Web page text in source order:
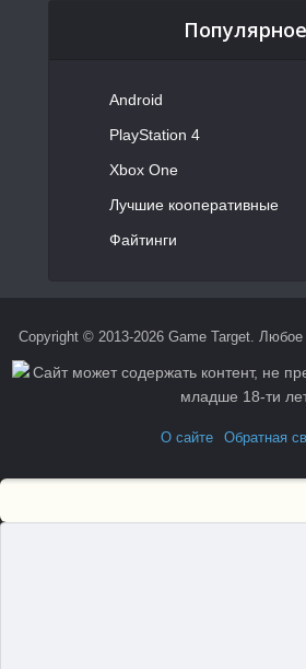
Популярное
Android
PlayStation 4
Xbox One
Лучшие кооперативные
Файтинги
Copyright © 2013-2026 Game Target. Любое
О сайте Обратная